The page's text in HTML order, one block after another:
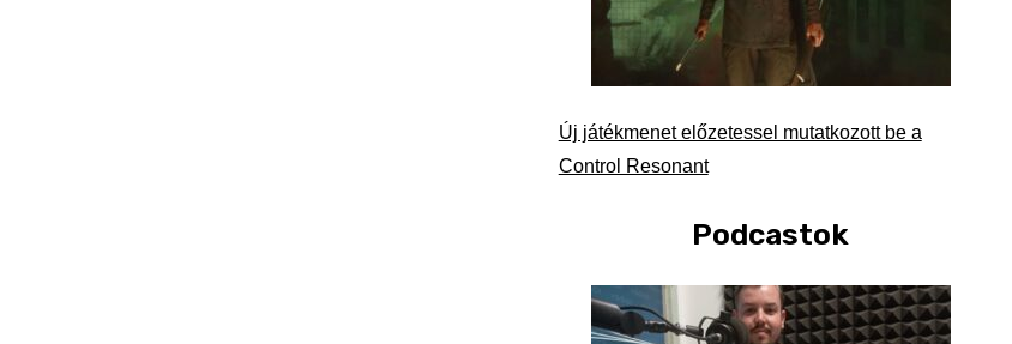
Új játékmenet előzetessel mutatkozott be a
Control Resonant
Podcastok